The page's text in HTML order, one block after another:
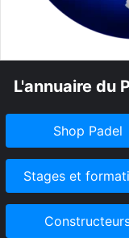
L'annuaire du
Shop Padel
Stages et